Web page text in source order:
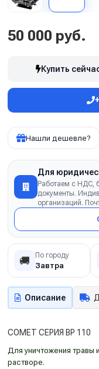
50 000 руб.
Купить
Нашли дешевле?
Для
Работаем с НДС,
документы.
организаций.
🚚 По городу
Завтра
Описание
COMET СЕРИЯ ВP 110
Для уничтожения травы
растворе.